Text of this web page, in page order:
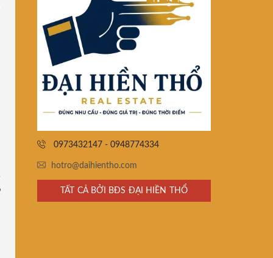
0973432147 - 0948774334
hotro@daihientho.com
TẤT CẢ BỞI BĐS ĐẠI HIỀN THỔ